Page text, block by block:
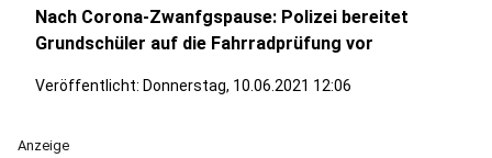
Nach Corona-Zwanfgspause: Polizei bereitet
Grundschüler auf die Fahrradprüfung vor
Veröffentlicht: Donnerstag, 10.06.2021 12:06
Anzeige